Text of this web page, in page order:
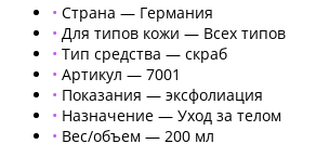
• Страна — Германия
• Для типов кожи — Всех типов
• Тип средства — скраб
• Артикул — 7001
• Показания — эксфолиация
• Назначение — Уход за телом
• Вес/объем — 200 мл